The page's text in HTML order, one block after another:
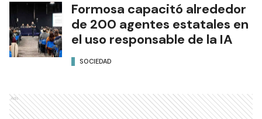
Formosa capacitó alrededor
de 200 agentes estatales en
el uso responsable de la IA
SOCIEDAD
Ads